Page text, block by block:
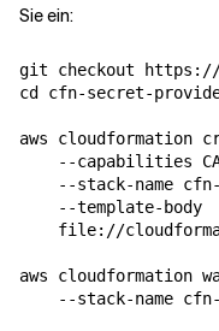
Sie ein:
git checkout
cd cfn-secret-
aws cloudformation
--capabilities
--stack-name
    --template-body
file://
aws cloudformation